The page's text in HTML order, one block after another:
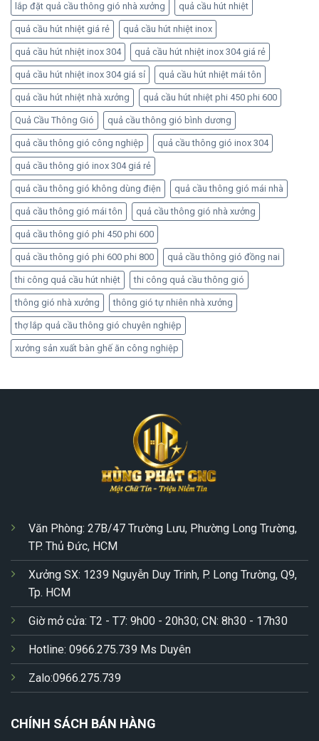
lắp đặt quả cầu thông gió nhà xưởng quả cầu hút nhiệt
quả cầu hút nhiệt giá rẻ quả cầu hút nhiệt inox
quả cầu hút nhiệt inox 304 quả cầu hút nhiệt inox 304 giá rẻ
quả cầu hút nhiệt inox 304 giá sỉ quả cầu hút nhiệt mái tôn
quả cầu hút nhiệt nhà xưởng quả cầu hút nhiệt phi 450 phi 600
Quả Cầu Thông Gió quả cầu thông gió bình dương
quả cầu thông gió công nghiệp quả cầu thông gió inox 304
quả cầu thông gió inox 304 giá rẻ
quả cầu thông gió không dùng điện quả cầu thông gió mái nhà
quả cầu thông gió mái tôn quả cầu thông gió nhà xưởng
quả cầu thông gió phi 450 phi 600
quả cầu thông gió phi 600 phi 800 quả cầu thông gió đồng nai
thi công quả cầu hút nhiệt thi công quả cầu thông gió
thông gió nhà xưởng thông gió tự nhiên nhà xưởng
thợ lắp quả cầu thông gió chuyên nghiệp
xưởng sản xuất bàn ghế ăn công nghiệp
Văn Phòng: 27B/47 Trường Lưu, Phường Long Trường,
TP. Thủ Đức, HCM
Xưởng SX: 1239 Nguyễn Duy Trinh, P. Long Trường, Q9,
Tp. HCM
Giờ mở cửa: T2 - T7: 9h00 - 20h30; CN: 8h30 - 17h30
Hotline: 0966.275.739 Ms Duyên
Zalo:0966.275.739
CHÍNH SÁCH BÁN HÀNG